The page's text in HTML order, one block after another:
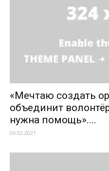
«Мечтаю создать
объединит
нужна помощь»....
06.02.2021